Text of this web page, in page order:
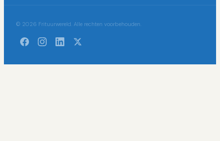
© 2026 Frituurwereld. Alle rechten voorbehouden.